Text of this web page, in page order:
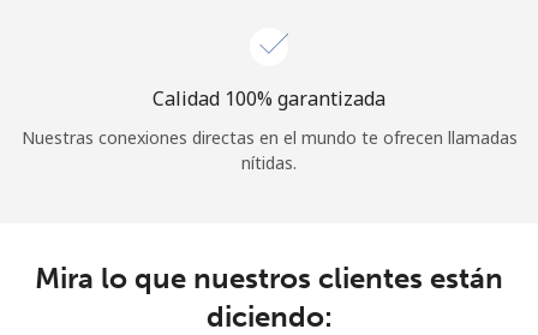
Calidad 100% garantizada
Nuestras conexiones directas en el mundo te ofrecen llamadas
nítidas.
Mira lo que nuestros clientes están
diciendo: